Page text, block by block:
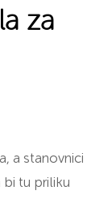
za
a stanovnici
tu priliku